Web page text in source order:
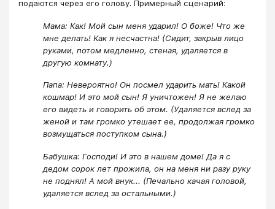
подаются через его голову. Примерный сценарий:
Мама: Как! Мой сын меня ударил! О боже! Что же
мне делать! Как я несчастна! (Сидит, закрыв лицо
руками, потом медленно, стеная, удаляется в
другую комнату.)
Папа: Невероятно! Он посмел ударить мать! Какой
кошмар! И это мой сын! Я уничтожен! Я не желаю
его видеть и говорить об этом. (Удаляется вслед за
женой и там громко утешает ее, продолжая громко
возмущаться поступком сына.)
Бабушка: Господи! И это в нашем доме! Да я с
дедом сорок лет прожила, он на меня ни разу руку
не поднял! А мой внук... (Печально качая головой,
удаляется вслед за остальными.)